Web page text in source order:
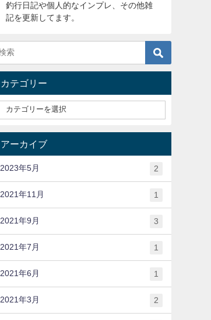
釣行日記や個人的なインプレ、その他雑
記を更新してます。
カテゴリー
アーカイブ
2023年5月 2
2021年11月 1
2021年9月 3
2021年7月 1
2021年6月 1
2021年3月 2